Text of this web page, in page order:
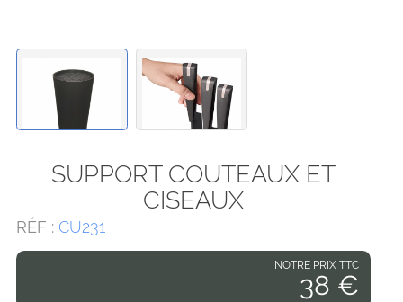
SUPPORT COUTEAUX ET
CISEAUX
RÉF : CU231
NOTRE PRIX TTC
38 €